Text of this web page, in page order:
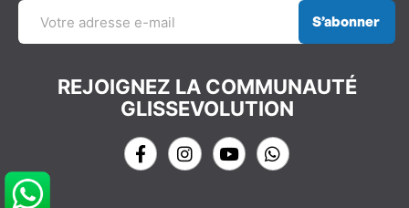
S’abonner
REJOIGNEZ LA COMMUNAUTÉ
GLISSEVOLUTION